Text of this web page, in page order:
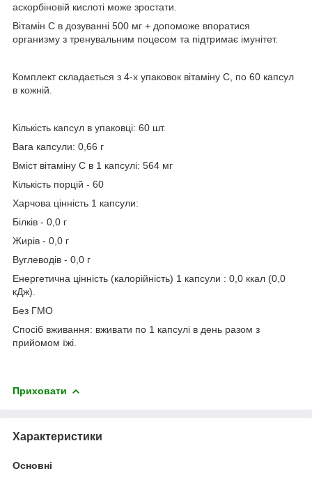
аскорбіновій кислоті може зростати.
Вітамін С в дозуванні 500 мг + допоможе впоратися
организму з тренувальним поцесом та підтримає імунітет.
Комплект складається з 4-х упаковок вітаміну С, по 60 капсул
в кожній.
Кількість капсул в упаковці: 60 шт.
Вага капсули: 0,66 г
Вміст вітаміну С в 1 капсулі: 564 мг
Кількість порцій - 60
Харчова цінність 1 капсули:
Білків - 0,0 г
Жирів - 0,0 г
Вуглеводів - 0,0 г
Енергетична цінність (калорійність) 1 капсули : 0,0 ккал (0,0
кДж).
Без ГМО
Спосіб вживання: вживати по 1 капсулі в день разом з
прийомом їжі.
Приховати
Характеристики
Основні